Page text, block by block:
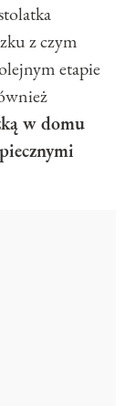
z czym
etapie
w domu